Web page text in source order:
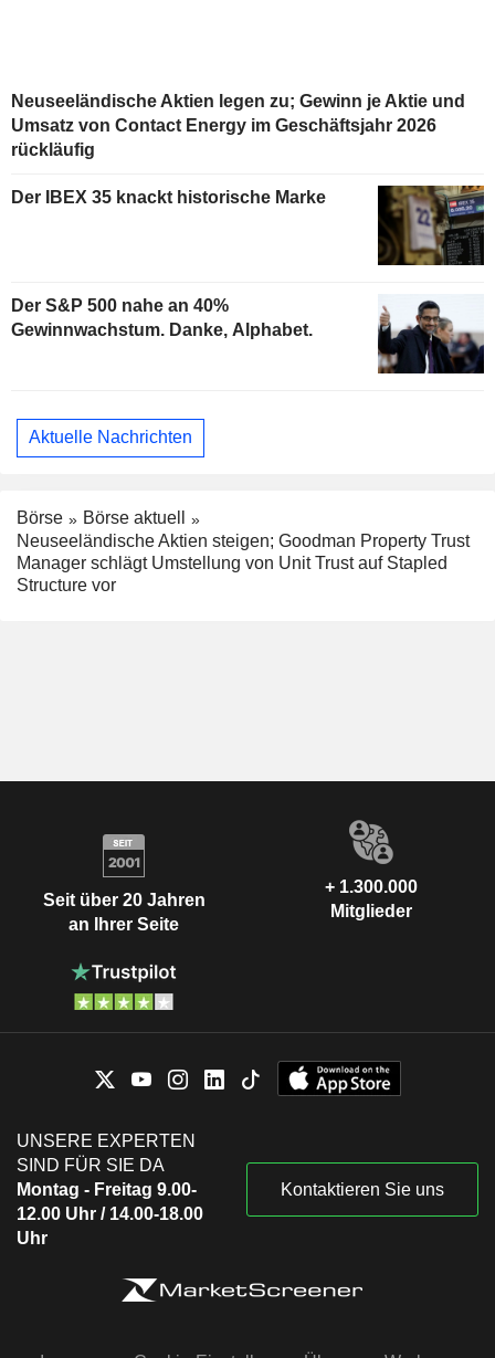
Neuseeländische Aktien legen zu; Gewinn je Aktie und
Umsatz von Contact Energy im Geschäftsjahr 2026
rückläufig
Der IBEX 35 knackt historische Marke
Der S&P 500 nahe an 40%
Gewinnwachstum. Danke, Alphabet.
Aktuelle Nachrichten
Börse
Börse aktuell
Neuseeländische Aktien steigen; Goodman Property Trust
Manager schlägt Umstellung von Unit Trust auf Stapled
Structure vor
Seit über 20 Jahren
an Ihrer Seite
+ 1.300.000
Mitglieder
UNSERE EXPERTEN
SIND FÜR SIE DA
Montag - Freitag 9.00-
12.00 Uhr / 14.00-18.00
Uhr
Kontaktieren Sie uns